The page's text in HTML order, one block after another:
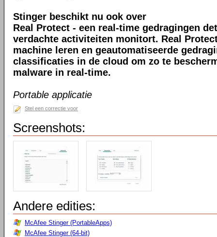
Stinger beschikt nu ook over
Real Protect - een real-time gedragingen
verdachte activiteiten monitort. Real
machine leren en geautomatiseerde
classificaties in de cloud om zo te
malware in real-time.
Portable applicatie
Stel een correctie voor
Screenshots:
Andere edities:
McAfee Stinger (PortableApps)
McAfee Stinger (64-bit)